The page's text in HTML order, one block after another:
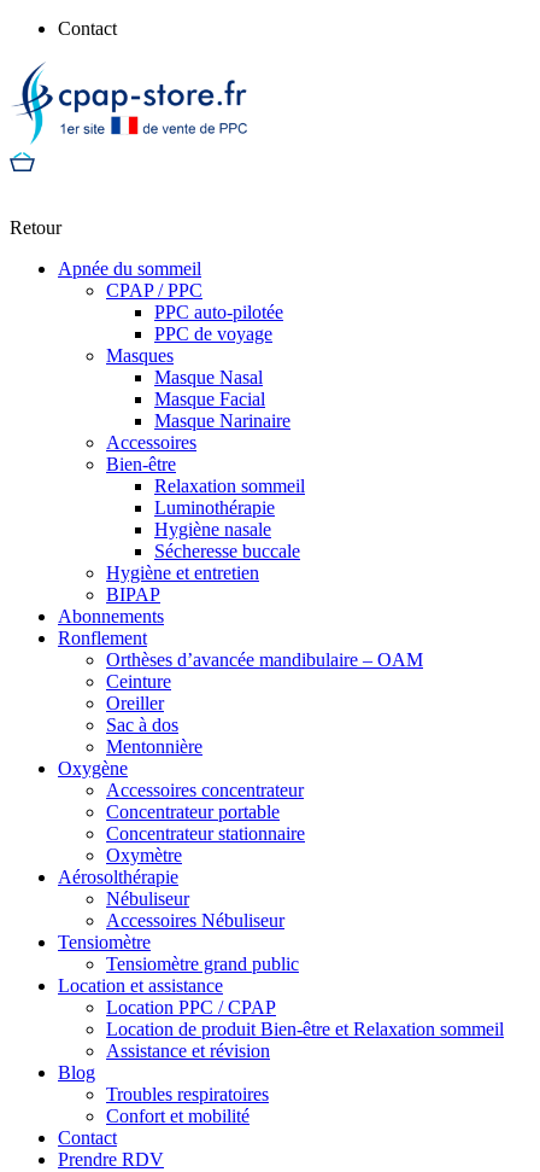
Contact
Retour
Apnée du sommeil
CPAP / PPC
PPC auto-pilotée
PPC de voyage
Masques
Masque Nasal
Masque Facial
Masque Narinaire
Accessoires
Bien-être
Relaxation sommeil
Luminothérapie
Hygiène nasale
Sécheresse buccale
Hygiène et entretien
BIPAP
Abonnements
Ronflement
Orthèses d’avancée mandibulaire – OAM
Ceinture
Oreiller
Sac à dos
Mentonnière
Oxygène
Accessoires concentrateur
Concentrateur portable
Concentrateur stationnaire
Oxymètre
Aérosolthérapie
Nébuliseur
Accessoires Nébuliseur
Tensiomètre
Tensiomètre grand public
Location et assistance
Location PPC / CPAP
Location de produit Bien-être et Relaxation sommeil
Assistance et révision
Blog
Troubles respiratoires
Confort et mobilité
Contact
Prendre RDV